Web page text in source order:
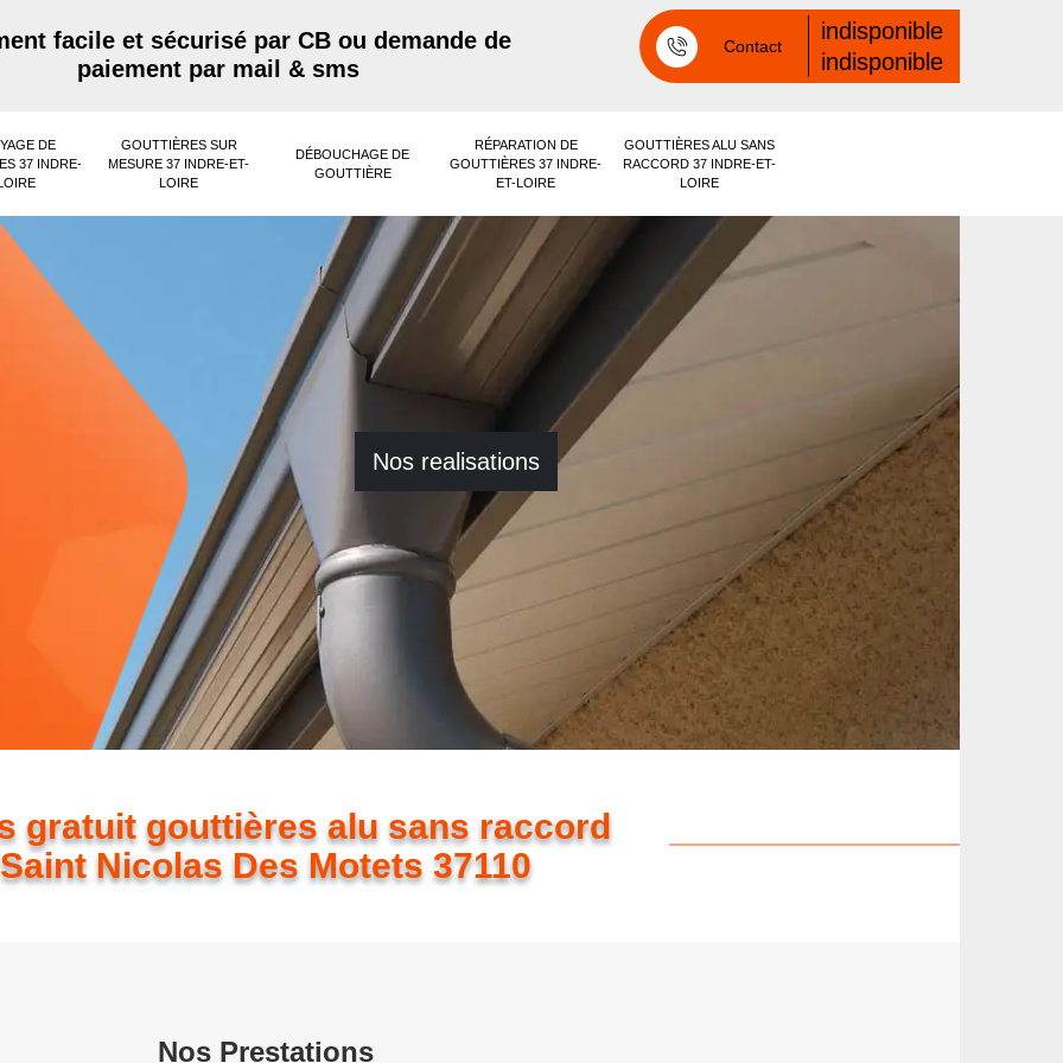
facile et sécurisé par CB ou demande de
paiement par mail & sms
Contact
indisponible
indisponible
DE
37 INDRE-
GOUTTIÈRES SUR
MESURE 37 INDRE-ET-
LOIRE
DÉBOUCHAGE DE
GOUTTIÈRE
RÉPARATION DE
GOUTTIÈRES 37 INDRE-
ET-LOIRE
GOUTTIÈRES ALU SANS
RACCORD 37 INDRE-ET-
LOIRE
Nos realisations
gratuit gouttières alu sans raccord
Saint Nicolas Des Motets 37110
Nos Prestations